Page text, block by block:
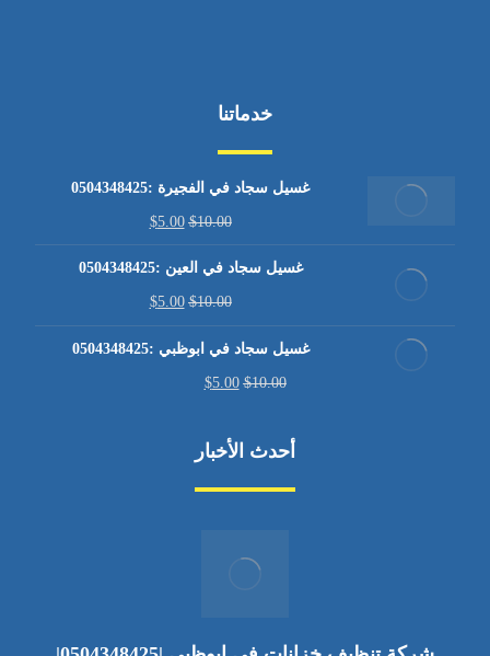
خدماتنا
غسيل سجاد في الفجيرة :0504348425
$10.00
$5.00
غسيل سجاد في العين :0504348425
$10.00
$5.00
غسيل سجاد في ابوظبي :0504348425
$10.00
$5.00
أحدث الأخبار